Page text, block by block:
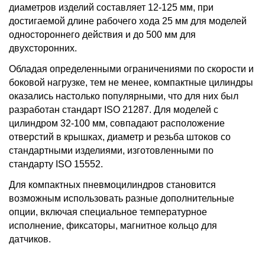
диаметров изделий составляет 12-125 мм, при
достигаемой длине рабочего хода 25 мм для моделей
одностороннего действия и до 500 мм для
двухсторонних.
Обладая определенными ограничениями по скорости и
боковой нагрузке, тем не менее, компактные цилиндры
оказались настолько популярными, что для них был
разработан стандарт ISO 21287. Для моделей с
цилиндром 32-100 мм, совпадают расположение
отверстий в крышках, диаметр и резьба штоков со
стандартными изделиями, изготовленными по
стандарту ISO 15552.
Для компактных пневмоцилиндров становится
возможным использовать разные дополнительные
опции, включая специальное температурное
исполнение, фиксаторы, магнитное кольцо для
датчиков.